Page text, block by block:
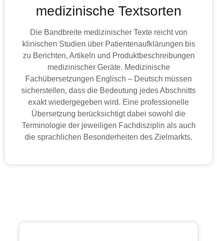
medizinische Textsorten
Die Bandbreite medizinischer Texte reicht von
klinischen Studien über Patientenaufklärungen bis
zu Berichten, Artikeln und Produktbeschreibungen
medizinischer Geräte. Medizinische
Fachübersetzungen Englisch – Deutsch müssen
sicherstellen, dass die Bedeutung jedes Abschnitts
exakt wiedergegeben wird. Eine professionelle
Übersetzung berücksichtigt dabei sowohl die
Terminologie der jeweiligen Fachdisziplin als auch
die sprachlichen Besonderheiten des Zielmarkts.